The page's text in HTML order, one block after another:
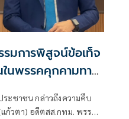
มการพิสูจน์ข้อเท็จ
นพรรคคุกคามทาง
ะชาชน กล่าวถึงความคืบ
วตา) อดีตสส.กทม. พรรค